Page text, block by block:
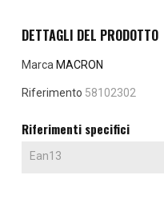
DETTAGLI DEL PRODOTTO
Marca MACRON
Riferimento 58102302
Riferimenti specifici
Ean13